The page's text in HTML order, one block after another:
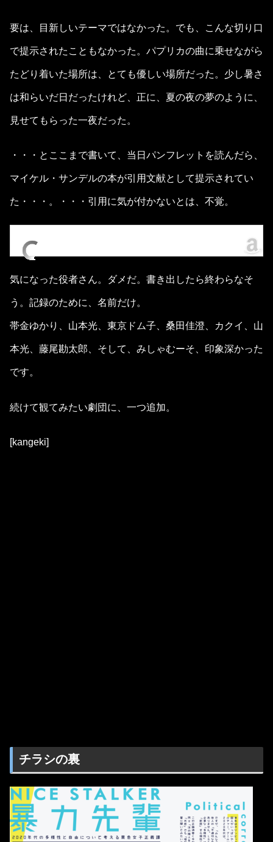
要は、目新しいテーマではなかった。でも、こんな切り口
で提示されたこともなかった。パプリカの曲に乗せながら
たどり着いた場所は、とても優しい場所だった。少し暑さ
は和らいだ日だったけれど、正に、夏の夜の夢のように、
見せてもらった一夜だった。
・・・とここまで書いて、当日パンフレットを読んだら、
マイケル・サンデルの本が引用文献として提示されてい
た・・・。・・・引用に気が付かないとは、不覚。
気になった役者さん。ダメだ。書き出したら終わらなそ
う。記録のために、名前だけ。
帯金ゆかり、山本光、東京ドム子、桑田佳澄、カクイ、山
本光、藤尾勘太郎、そして、みしゃむーそ、印象深かった
です。
続けて観てみたい劇団に、一つ追加。
[kangeki]
チラシの裏